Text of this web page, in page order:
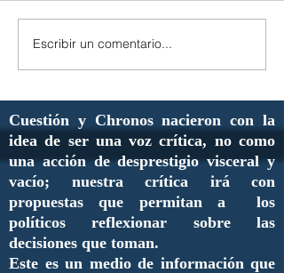
Escribir un comentario...
Cuestión y Chronos nacieron con la
idea de ser una voz crítica, no como
una acción de desprestigio visceral y
vacío; nuestra crítica irá con
propuestas que permitan a los
políticos reflexionar sobre las
decisiones que toman.
Este es un medio de información que